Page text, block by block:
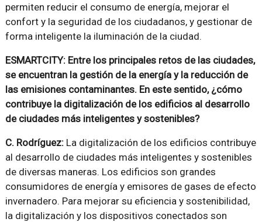
permiten reducir el consumo de energía, mejorar el
confort y la seguridad de los ciudadanos, y gestionar de
forma inteligente la iluminación de la ciudad.
ESMARTCITY: Entre los principales retos de las ciudades,
se encuentran la gestión de la energía y la reducción de
las emisiones contaminantes. En este sentido, ¿cómo
contribuye la digitalización de los edificios al desarrollo
de ciudades más inteligentes y sostenibles?
C. Rodríguez:La digitalización de los edificios contribuye
al desarrollo de ciudades más inteligentes y sostenibles
de diversas maneras. Los edificios son grandes
consumidores de energía y emisores de gases de efecto
invernadero. Para mejorar su eficiencia y sostenibilidad,
la digitalización y los dispositivos conectados son